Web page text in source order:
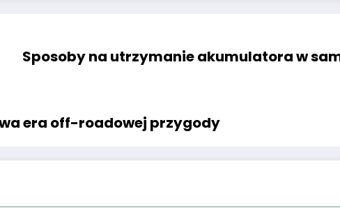
Sposoby na utrzymanie akumulatora w
era off-roadowej przygody